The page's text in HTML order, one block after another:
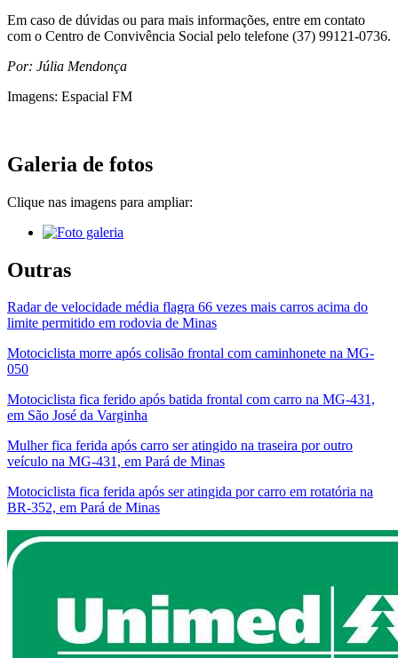
Em caso de dúvidas ou para mais informações, entre em contato
com o Centro de Convivência Social pelo telefone (37) 99121-0736.
Por: Júlia Mendonça
Imagens: Espacial FM
Galeria de fotos
Clique nas imagens para ampliar:
Outras
Radar de velocidade média flagra 66 vezes mais carros acima do
limite permitido em rodovia de Minas
Motociclista morre após colisão frontal com caminhonete na MG-
050
Motociclista fica ferido após batida frontal com carro na MG-431,
em São José da Varginha
Mulher fica ferida após carro ser atingido na traseira por outro
veículo na MG-431, em Pará de Minas
Motociclista fica ferida após ser atingida por carro em rotatória na
BR-352, em Pará de Minas